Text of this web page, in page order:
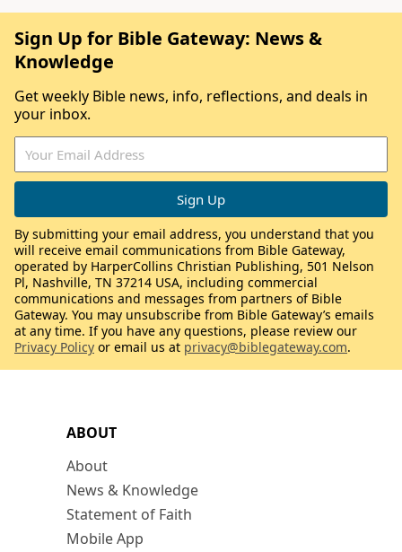
ABOUT
About
News & Knowledge
Statement of Faith
Mobile App
Sign Up for Bible Gateway: News &
Knowledge
Get weekly Bible news, info, reflections, and deals in
your inbox.
By submitting your email address, you understand that you
will receive email communications from Bible Gateway,
operated by HarperCollins Christian Publishing, 501 Nelson
Pl, Nashville, TN 37214 USA, including commercial
communications and messages from partners of Bible
Gateway. You may unsubscribe from Bible Gateway’s emails
at any time. If you have any questions, please review our
Privacy Policy or email us at privacy@biblegateway.com.